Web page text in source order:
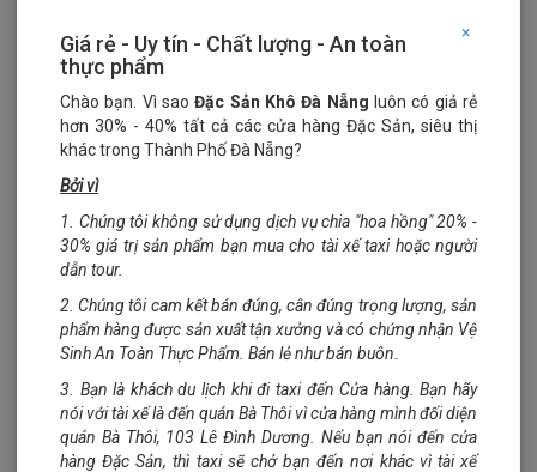
Nước yến lon
Khách viếng thăm: 2887
×
Giá rẻ - Uy tín - Chất lượng - An toàn
thực phẩm
Chào bạn. Vì saoĐặc Sản Khô Đà Nẵng luôn có giả rẻ
hơn 30% - 40% tất cả các cửa hàng Đặc Sản, siêu thị
khác trong Thành Phố Đà Nẵng?
Bởi vì
1. Chúng tôi không sử dụng dịch vụ chia "hoa hồng" 20% -
30% giá trị sản phẩm bạn mua cho tài xế taxi hoặc người
dẫn tour.
2. Chúng tôi cam kết bán đúng, cân đúng trọng lượng, sản
phẩm hàng được sản xuất tận xưởng và có chứng nhận Vệ
Sinh An Toàn Thực Phẩm. Bán lẻ như bán buôn.
3. Bạn là khách du lịch khi đi taxi đến Cửa hàng. Bạn hãy
nói với tài xế là đến quán Bà Thôi vì cửa hàng mình đối diện
quán Bà Thôi, 103 Lê Đình Dương. Nếu bạn nói đến cửa
hàng Đặc Sản, thì taxi sẽ chở bạn đến nơi khác vì tài xế